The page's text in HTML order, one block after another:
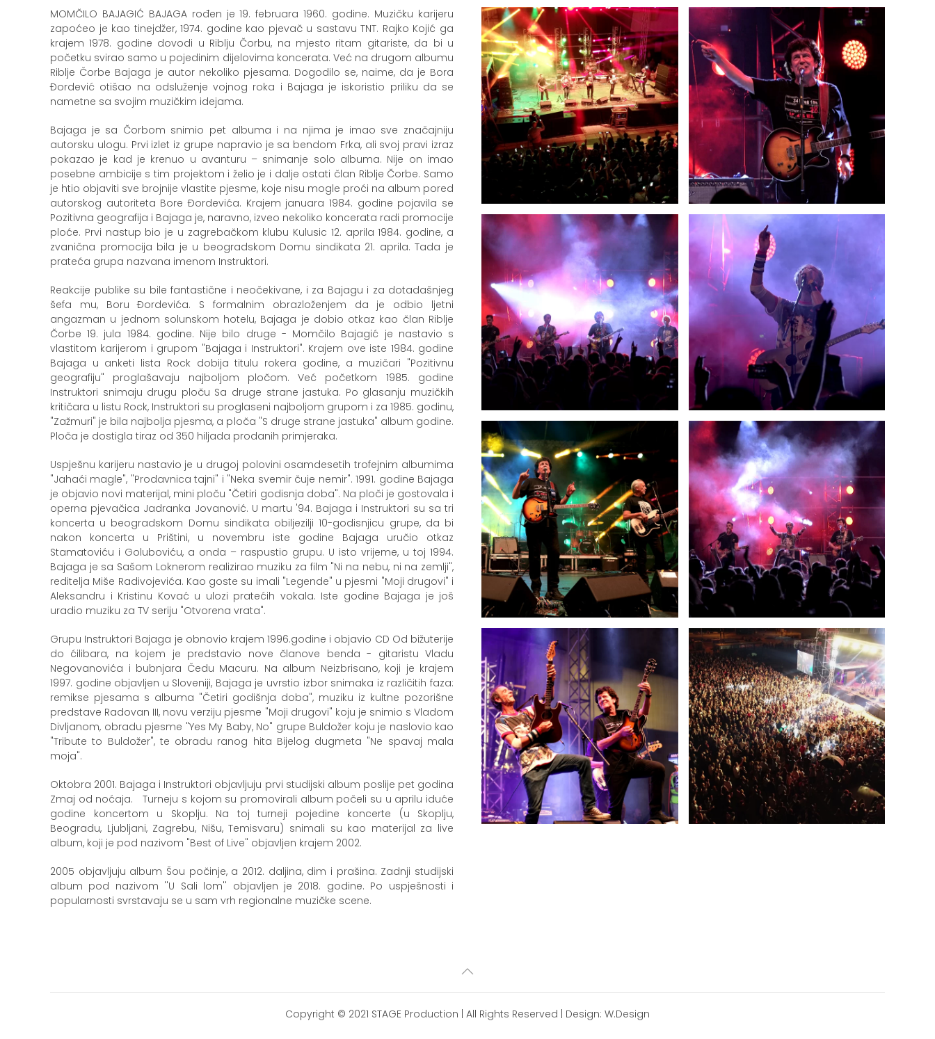
MOMČILO BAJAGIĆ BAJAGA rođen je 19. februara 1960. godine. Muzičku karijeru
zapoćeo je kao tinejdžer, 1974. godine kao pjevač u sastavu TNT. Rajko Kojić ga
krajem 1978. godine dovodi u Riblju Čorbu, na mjesto ritam gitariste, da bi u
početku svirao samo u pojedinim dijelovima koncerata. Već na drugom albumu
Riblje Čorbe Bajaga je autor nekoliko pjesama. Dogodilo se, naime, da je Bora
Đordević otišao na odsluženje vojnog roka i Bajaga je iskoristio priliku da se
nametne sa svojim muzičkim idejama.
Bajaga je sa Čorbom snimio pet albuma i na njima je imao sve značajniju
autorsku ulogu. Prvi izlet iz grupe napravio je sa bendom Frka, ali svoj pravi izraz
pokazao je kad je krenuo u avanturu – snimanje solo albuma. Nije on imao
posebne ambicije s tim projektom i želio je i dalje ostati član Riblje Čorbe. Samo
je htio objaviti sve brojnije vlastite pjesme, koje nisu mogle proći na album pored
autorskog autoriteta Bore Đordevića. Krajem januara 1984. godine pojavila se
Pozitivna geografija i Bajaga je, naravno, izveo nekoliko koncerata radi promocije
ploće. Prvi nastup bio je u zagrebačkom klubu Kulusic 12. aprila 1984. godine, a
zvanična promocija bila je u beogradskom Domu sindikata 21. aprila. Tada je
prateća grupa nazvana imenom Instruktori.
Reakcije publike su bile fantastične i neočekivane, i za Bajagu i za dotadašnjeg
šefa mu, Boru Đordevića. S formalnim obrazloženjem da je odbio ljetni
angazman u jednom solunskom hotelu, Bajaga je dobio otkaz kao član Riblje
Čorbe 19. jula 1984. godine. Nije bilo druge - Momčilo Bajagić je nastavio s
vlastitom karijerom i grupom "Bajaga i Instruktori". Krajem ove iste 1984. godine
Bajaga u anketi lista Rock dobija titulu rokera godine, a muzičari "Pozitivnu
geografiju" proglašavaju najboljom pločom. Već početkom 1985. godine
Instruktori snimaju drugu ploču Sa druge strane jastuka. Po glasanju muzičkih
kritičara u listu Rock, Instruktori su proglaseni najboljom grupom i za 1985. godinu,
"Zažmuri" je bila najbolja pjesma, a ploča "S druge strane jastuka" album godine.
Ploča je dostigla tiraz od 350 hiljada prodanih primjeraka.
Uspješnu karijeru nastavio je u drugoj polovini osamdesetih trofejnim albumima
"Jahaći magle", "Prodavnica tajni" i "Neka svemir čuje nemir". 1991. godine Bajaga
je objavio novi materijal, mini ploču "Četiri godisnja doba". Na ploči je gostovala i
operna pjevačica Jadranka Jovanović. U martu '94. Bajaga i Instruktori su sa tri
koncerta u beogradskom Domu sindikata obiljezilji 10-godisnjicu grupe, da bi
nakon koncerta u Prištini, u novembru iste godine Bajaga uručio otkaz
Stamatoviću i Goluboviću, a onda – raspustio grupu. U isto vrijeme, u toj 1994.
Bajaga je sa Sašom Loknerom realizirao muziku za film "Ni na nebu, ni na zemlji",
reditelja Miše Radivojevića. Kao goste su imali "Legende" u pjesmi "Moji drugovi" i
Aleksandru i Kristinu Kovać u ulozi pratećih vokala. Iste godine Bajaga je još
uradio muziku za TV seriju "Otvorena vrata".
Grupu Instruktori Bajaga je obnovio krajem 1996.godine i objavio CD Od bižuterije
do ćilibara, na kojem je predstavio nove članove benda - gitaristu Vladu
Negovanovića i bubnjara Čedu Macuru. Na album Neizbrisano, koji je krajem
1997. godine objavljen u Sloveniji, Bajaga je uvrstio izbor snimaka iz različitih faza:
remikse pjesama s albuma "Četiri godišnja doba", muziku iz kultne pozorišne
predstave Radovan III, novu verziju pjesme "Moji drugovi" koju je snimio s Vladom
Divljanom, obradu pjesme "Yes My Baby, No" grupe Buldožer koju je naslovio kao
"Tribute to Buldožer", te obradu ranog hita Bijelog dugmeta "Ne spavaj mala
moja".
Oktobra 2001. Bajaga i Instruktori objavljuju prvi studijski album poslije pet godina
Zmaj od noćaja. Turneju s kojom su promovirali album počeli su u aprilu iduće
godine koncertom u Skoplju. Na toj turneji pojedine koncerte (u Skoplju,
Beogradu, Ljubljani, Zagrebu, Nišu, Temisvaru) snimali su kao materijal za live
album, koji je pod nazivom "Best of Live" objavljen krajem 2002.
2005 objavljuju album Šou počinje, a 2012. daljina, dim i prašina. Zadnji studijski
album pod nazivom ''U Sali lom'' objavljen je 2018. godine. Po uspješnosti i
popularnosti svrstavaju se u sam vrh regionalne muzičke scene.
Copyright © 2021 STAGE Production | All Rights Reserved | Design: W.Design